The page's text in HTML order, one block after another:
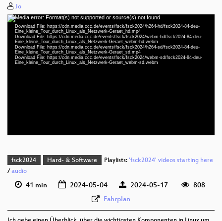
Jo
Video
Player
Media error: Format(s) not supported or source(s) not found
Download File: https://cdn.media.ccc.de/events/fsck/fsck2024/h264-hd/fsck2024-84-deu-
Eine_kleine_Tour_durch_Linux_als_Netzwerk-Geraet_hd.mp4
Download File: https://cdn.media.ccc.de/events/fsck/fsck2024/webm-hd/fsck2024-84-deu-
Eine_kleine_Tour_durch_Linux_als_Netzwerk-Geraet_webm-hd.webm
Download File: https://cdn.media.ccc.de/events/fsck/fsck2024/h264-sd/fsck2024-84-deu-
Eine_kleine_Tour_durch_Linux_als_Netzwerk-Geraet_sd.mp4
Download File: https://cdn.media.ccc.de/events/fsck/fsck2024/webm-sd/fsck2024-84-deu-
Eine_kleine_Tour_durch_Linux_als_Netzwerk-Geraet_webm-sd.webmdeu 1080p (mp4)
fsck2024 Hard- & Software Playlists: 'fsck2024' videos starting here
/audio
41 min 2024-05-04 2024-05-17
808
Fahrplan